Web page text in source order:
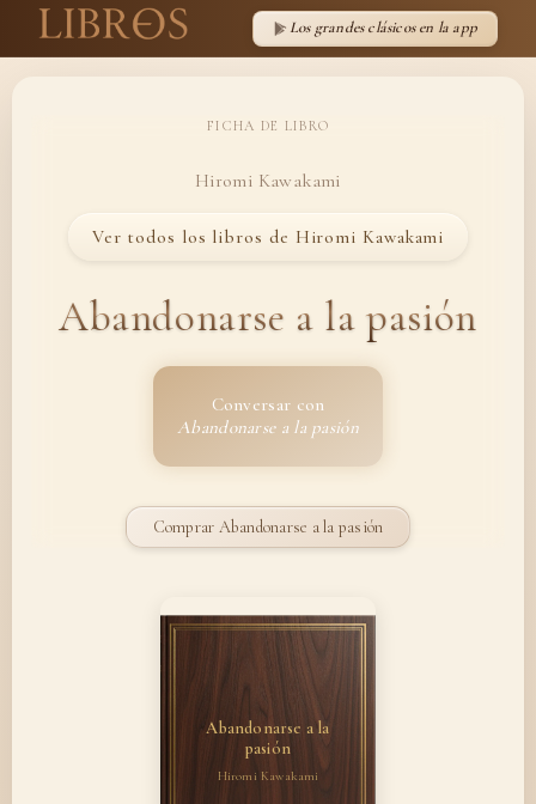
Los grandes clásicos en la app
FICHA DE LIBRO
Hiromi Kawakami
Ver todos los libros de Hiromi Kawakami
Abandonarse a la pasión
Conversar con
Abandonarse a la pasión
Comprar Abandonarse a la pasión
Abandonarse a la
pasión
Hiromi Kawakami